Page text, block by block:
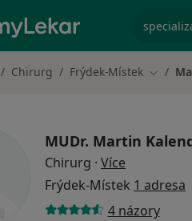
Chirurg Frýdek-Místek Změna
MUDr. Martin
Chirurg · Více
Frýdek-Místek 1 adresa
4 názory